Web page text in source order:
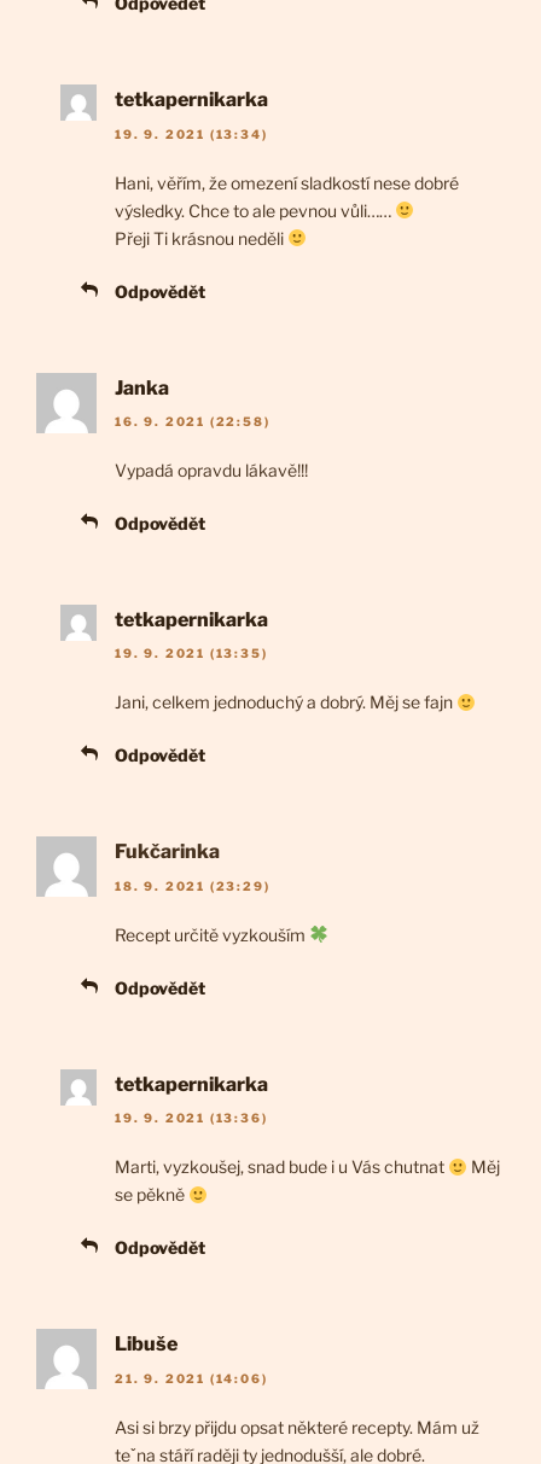
tetkapernikarka
19. 9. 2021 (13:34)
Hani, věřím, že omezení sladkostí nese dobré
výsledky. Chce to ale pevnou vůli……
Přeji Ti krásnou neděli
Odpovědět
Janka
16. 9. 2021 (22:58)
Vypadá opravdu lákavě!!!
Odpovědět
tetkapernikarka
19. 9. 2021 (13:35)
Jani, celkem jednoduchý a dobrý. Měj se fajn
Odpovědět
Fukčarinka
18. 9. 2021 (23:29)
Recept určitě vyzkouším
Odpovědět
tetkapernikarka
19. 9. 2021 (13:36)
Marti, vyzkoušej, snad bude i u Vás chutnat
Měj
se pěkně
Odpovědět
Libuše
21. 9. 2021 (14:06)
Asi si brzy přijdu opsat některé recepty. Mám už
teˇna stáří raději ty jednodušší, ale dobré.